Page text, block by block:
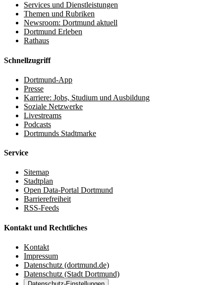
Services und Dienstleistungen
Themen und Rubriken
Newsroom: Dortmund aktuell
Dortmund Erleben
Rathaus
Schnellzugriff
Dortmund-App
Presse
Karriere: Jobs, Studium und Ausbildung
Soziale Netzwerke
Livestreams
Podcasts
Dortmunds Stadtmarke
Service
Sitemap
Stadtplan
Open Data-Portal Dortmund
Barrierefreiheit
RSS-Feeds
Kontakt und Rechtliches
Kontakt
Impressum
Datenschutz (dortmund.de)
Datenschutz (Stadt Dortmund)